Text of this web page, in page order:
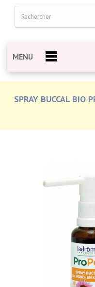
MENU
SPRAY BUCCAL BIO